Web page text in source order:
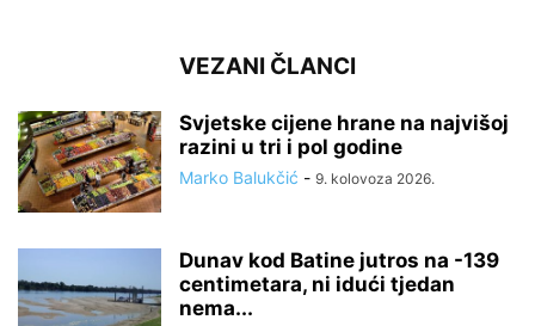
VEZANI ČLANCI
Svjetske cijene hrane na najvišoj
razini u tri i pol godine
Marko Balukčić - 9. kolovoza 2026.
Dunav kod Batine jutros na -139
centimetara, ni idući tjedan
nema...